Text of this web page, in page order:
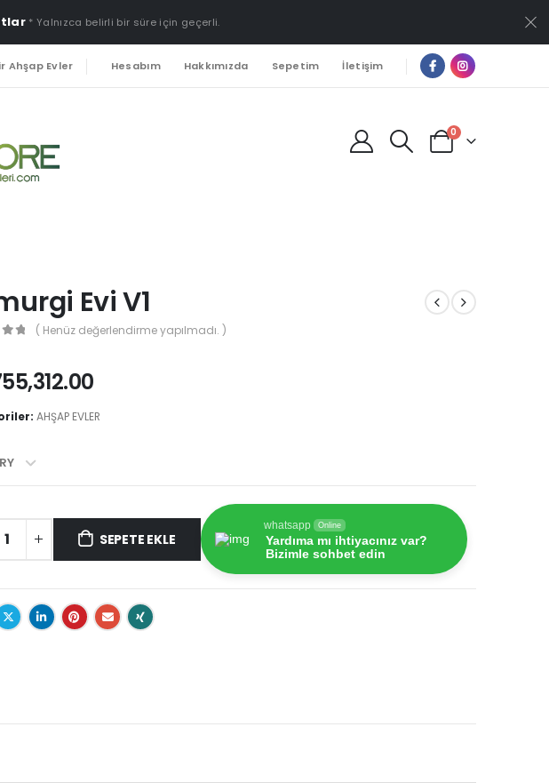
* Yalnızca belirli bir süre için geçerli.
Ahşap Evler Hesabım Hakkımızda Sepetim İletişim
0
Evi V1
( Henüz değerlendirme yapılmadı. )
AHŞAP EVLER
SEPETE EKLE
whatsapp Online
Yardıma mı ihtiyacınız var?
Bizimle sohbet edin